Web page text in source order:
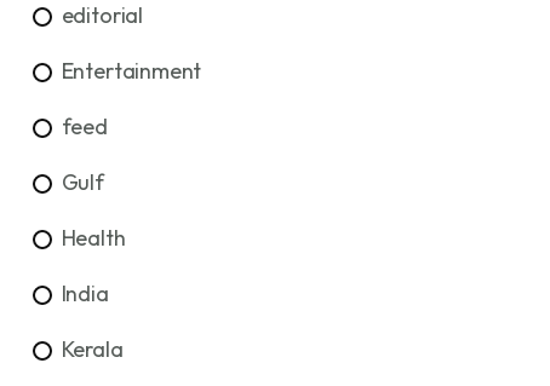
editorial
Entertainment
feed
Gulf
Health
India
Kerala